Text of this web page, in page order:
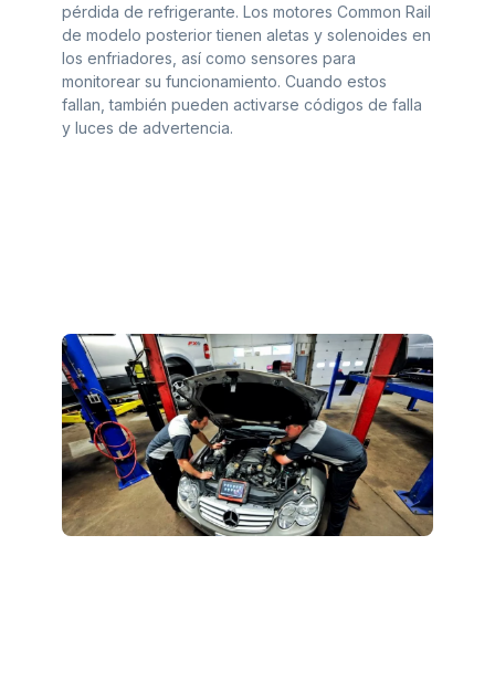
pérdida de refrigerante. Los motores Common Rail
de modelo posterior tienen aletas y solenoides en
los enfriadores, así como sensores para
monitorear su funcionamiento. Cuando estos
fallan, también pueden activarse códigos de falla
y luces de advertencia.